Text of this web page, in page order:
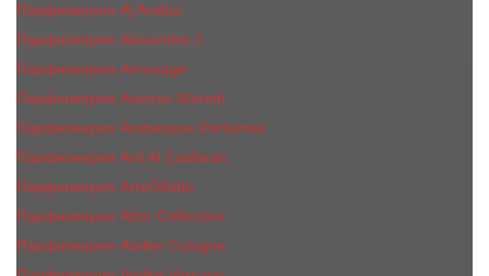
Парфюмерия Aj Arabia
Парфюмерия Alexandre J.
Парфюмерия Amouage
Парфюмерия Antonio Maretti
Парфюмерия Arabesque Perfumes
Парфюмерия Ard Al Zaafaran
Парфюмерия ArteOlfatto
Парфюмерия Attar Collection
Парфюмерия Atelier Cologne